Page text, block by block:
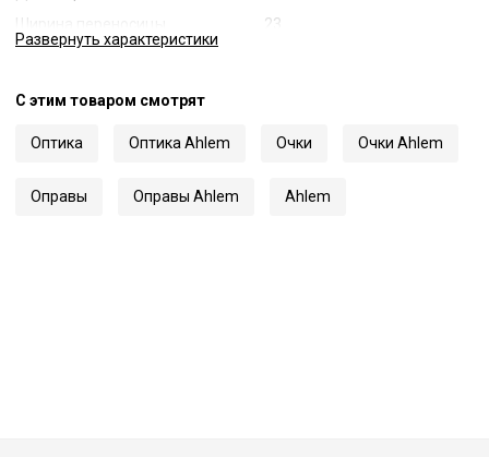
23
Развернуть характеристики
С этим товаром смотрят
Оптика Оптика Ahlem Очки Очки Ahlem
Оправы Оправы Ahlem Ahlem